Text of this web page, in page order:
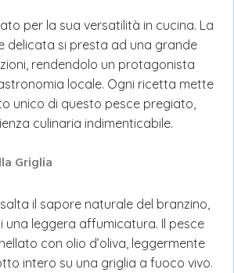
per la sua versatilità in cucina. La
delicata si presta ad una grande
rendendolo un protagonista
locale. Ogni ricetta mette
unico di questo pesce pregiato,
culinaria indimenticabile.
Griglia
il sapore naturale del branzino,
una leggera affumicatura. Il pesce
con olio d’oliva, leggermente
intero su una griglia a fuoco vivo.